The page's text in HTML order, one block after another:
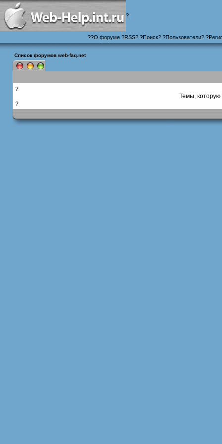
?
??О форуме?RSS? ?Поиск? ?Пользователи? ?
Список форумов web-faq.net
?
Темы, которую
?